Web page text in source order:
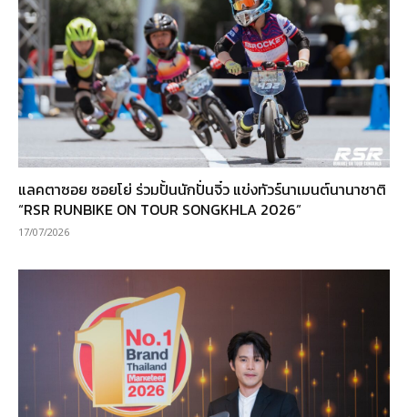
แลคตาซอย ซอยโย่ ร่วมปั้นนักปั่นจิ๋ว แข่งทัวร์นาเมนต์นานาชาติ
“RSR RUNBIKE ON TOUR SONGKHLA 2026”
17/07/2026